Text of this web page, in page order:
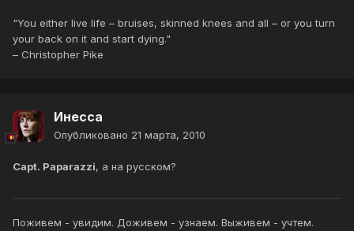
"You either live life – bruises, skinned knees and all – or you turn
your back on it and start dying."
– Christopher Pike
Инесса
Опубликовано 21 марта, 2010
Capt. Paparazzi, а на русском?
Поживем - увидим. Доживем - узнаем. Выживем - учтем.